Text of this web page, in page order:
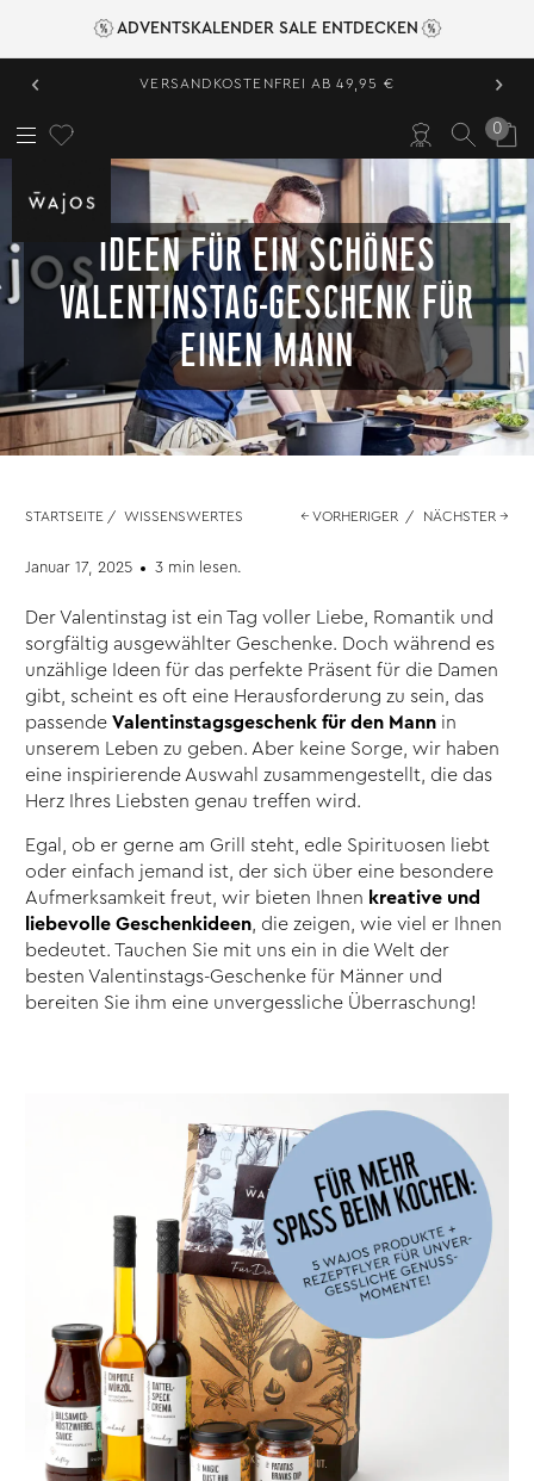
ADVENTSKALENDER SALE ENTDECKEN
‹ VERSANDKOSTENFREI AB 49,95 € ›
0
IDEEN FÜR EIN SCHÖNES
VALENTINSTAG-GESCHENK FÜR
EINEN MANN
STARTSEITE / WISSENSWERTES ← VORHERIGER / NÄCHSTER →
Januar 17, 2025 3 min lesen.
Der Valentinstag ist ein Tag voller Liebe, Romantik und
sorgfältig ausgewählter Geschenke. Doch während es
unzählige Ideen für das perfekte Präsent für die Damen
gibt, scheint es oft eine Herausforderung zu sein, das
passendeValentinstagsgeschenk für den Mann in
unserem Leben zu geben. Aber keine Sorge, wir haben
eine inspirierende Auswahl zusammengestellt, die das
Herz Ihres Liebsten genau treffen wird.
Egal, ob er gerne am Grill steht, edle Spirituosen liebt
oder einfach jemand ist, der sich über eine besondere
Aufmerksamkeit freut, wir bieten Ihnen kreative und
liebevolle Geschenkideen , die zeigen, wie viel er Ihnen
bedeutet. Tauchen Sie mit uns ein in die Welt der
besten Valentinstags-Geschenke für Männer und
bereiten Sie ihm eine unvergessliche Überraschung!